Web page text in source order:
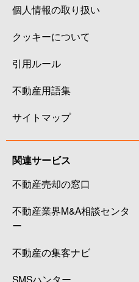
個人情報の取り扱い
クッキーについて
引用ルール
不動産用語集
サイトマップ
関連サービス
不動産売却の窓口
不動産業界M&A相談センタ
ー
不動産の集客ナビ
SMSハンター